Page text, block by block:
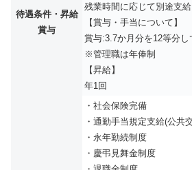
待遇条件・昇給
賞与
残業時間に応じて別途支給
【賞与・手当について】
賞与:3.7か月分を12等分し
※管理職は年俸制
【昇給】
年1回
・社会保険完備
・通勤手当規定支給(公共
・永年勤続制度
・慶弔見舞金制度